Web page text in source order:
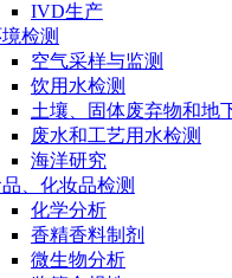
IVD生产
检测
空气采样与监测
饮用水检测
土壤、固体废弃物和地
废水和工艺用水检测
海洋研究
、化妆品检测
化学分析
香精香料制剂
微生物分析